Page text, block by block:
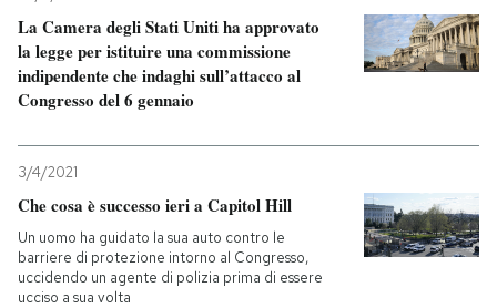
La Camera degli Stati Uniti ha approvato
la legge per istituire una commissione
indipendente che indaghi sull’attacco al
Congresso del 6 gennaio
3/4/2021
Che cosa è successo ieri a Capitol Hill
Un uomo ha guidato la sua auto contro le
barriere di protezione intorno al Congresso,
uccidendo un agente di polizia prima di essere
ucciso a sua volta